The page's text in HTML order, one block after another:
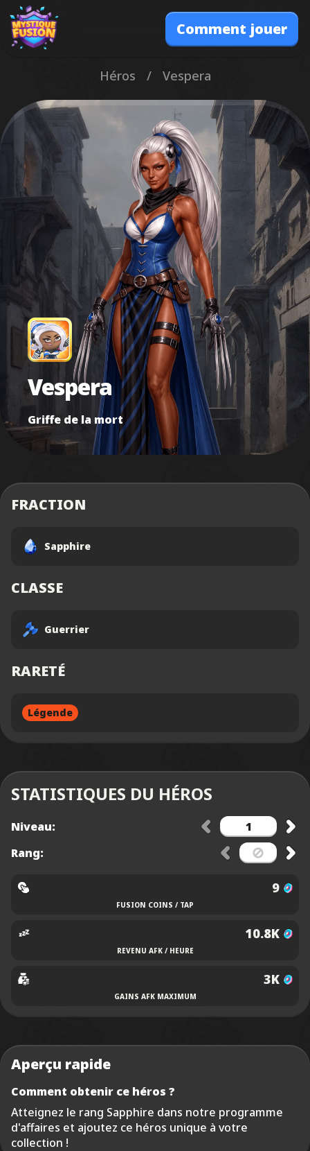
Comment jouer
Héros / Vespera
Vespera
Griffe de la mort
FRACTION
Sapphire
CLASSE
Guerrier
RARETÉ
Légende
STATISTIQUES DU HÉROS
Niveau:
Rang:
9
FUSION COINS / TAP
10.8K
REVENU AFK / HEURE
3K
GAINS AFK MAXIMUM
Aperçu rapide
Comment obtenir ce héros ?
Atteignez le rang Sapphire dans notre programme
d'affaires et ajoutez ce héros unique à votre
collection !